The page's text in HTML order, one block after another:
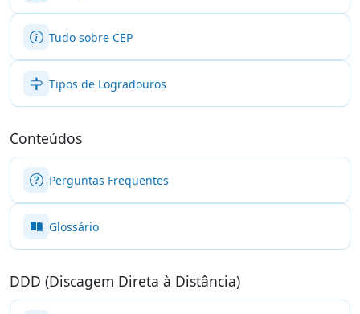
Tudo sobre CEP
Tipos de Logradouros
Conteúdos
Perguntas Frequentes
Glossário
DDD (Discagem Direta à Distância)